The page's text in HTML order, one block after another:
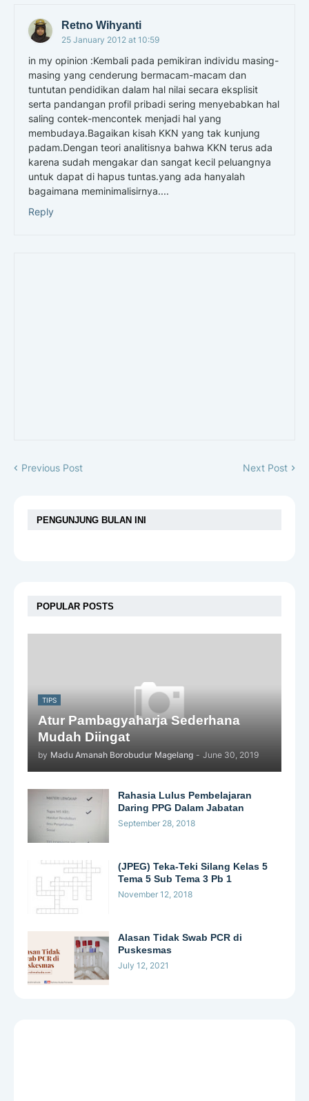
Retno Wihyanti
25 January 2012 at 10:59
in my opinion :Kembali pada pemikiran individu masing-
masing yang cenderung bermacam-macam dan
tuntutan pendidikan dalam hal nilai secara eksplisit
serta pandangan profil pribadi sering menyebabkan hal
saling contek-mencontek menjadi hal yang
membudaya.Bagaikan kisah KKN yang tak kunjung
padam.Dengan teori analitisnya bahwa KKN terus ada
karena sudah mengakar dan sangat kecil peluangnya
untuk dapat di hapus tuntas.yang ada hanyalah
bagaimana meminimalisirnya....
Reply
Previous Post Next Post
PENGUNJUNG BULAN INI
POPULAR POSTS
TIPS
Atur Pambagyaharja Sederhana
Mudah Diingat
by Madu Amanah Borobudur Magelang - June 30, 2019
Rahasia Lulus Pembelajaran
Daring PPG Dalam Jabatan
September 28, 2018
(JPEG) Teka-Teki Silang Kelas 5
Tema 5 Sub Tema 3 Pb 1
November 12, 2018
Alasan Tidak Swab PCR di
Puskesmas
July 12, 2021